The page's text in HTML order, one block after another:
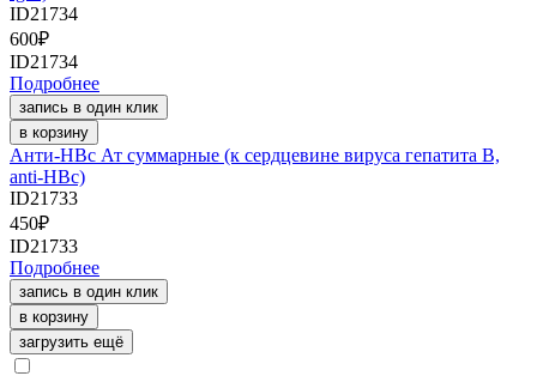
ID21734
600₽
ID21734
Подробнее
запись в один клик
в корзину
Анти-HBc Ат суммарные (к сердцевине вируса гепатита В,
anti-HBc)
ID21733
450₽
ID21733
Подробнее
запись в один клик
в корзину
загрузить ещё